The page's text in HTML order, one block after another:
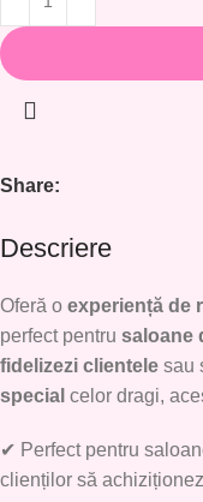
Share:
Descriere
Oferă o experiență de
perfect pentru saloane
fidelizezi clientele sau
special celor dragi,
✔ Perfect pentru
clienților să